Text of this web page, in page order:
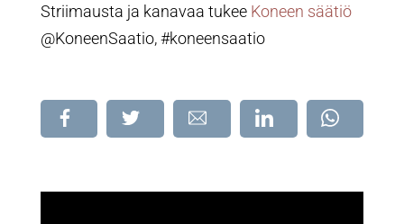
Striimausta ja kanavaa tukee Koneen säätiö
@KoneenSaatio, #koneensaatio